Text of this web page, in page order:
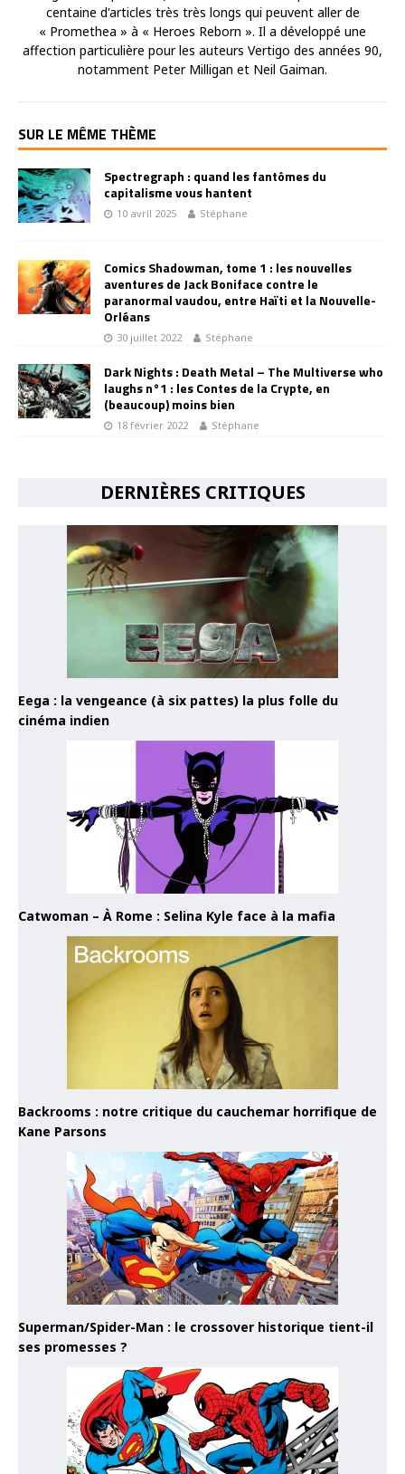
centaine d'articles très très longs qui peuvent aller de
« Promethea » à « Heroes Reborn ». Il a développé une
affection particulière pour les auteurs Vertigo des années 90,
notamment Peter Milligan et Neil Gaiman.
SUR LE MÊME THÈME
Spectregraph : quand les fantômes du
capitalisme vous hantent
10 avril 2025 Stéphane
Comics Shadowman, tome 1 : les nouvelles
aventures de Jack Boniface contre le
paranormal vaudou, entre Haïti et la Nouvelle-
Orléans
30 juillet 2022 Stéphane
Dark Nights : Death Metal – The Multiverse who
laughs n°1 : les Contes de la Crypte, en
(beaucoup) moins bien
18 février 2022 Stéphane
DERNIÈRES CRITIQUES
Eega : la vengeance (à six pattes) la plus folle du
cinéma indien
Catwoman – À Rome : Selina Kyle face à la mafia
Backrooms : notre critique du cauchemar horrifique de
Kane Parsons
Superman/Spider-Man : le crossover historique tient-il
ses promesses ?